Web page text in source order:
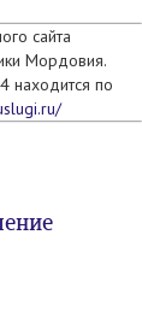
сайта
Мордовия.
находится по